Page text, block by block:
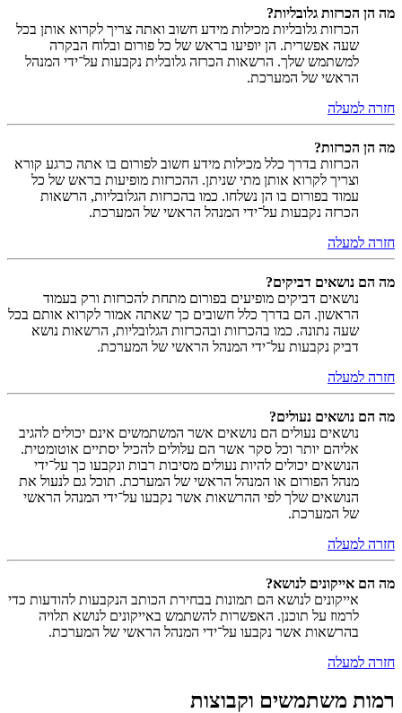
מה הן הכרזות גלובליות?
הכרזות גלובליות מכילות מידע חשוב ואתה צריך לקרוא אותן בכל
שעה אפשרית. הן יופיעו בראש של כל פורום ובלוח הבקרה
למשתמש שלך. הרשאות הכרזה גלובלית נקבעות על־ידי המנהל
הראשי של המערכת.
חזרה למעלה
מה הן הכרזות?
הכרזות בדרך כלל מכילות מידע חשוב לפורום בו אתה כרגע קורא
וצריך לקרוא אותן מתי שניתן. ההכרזות מופיעות בראש של כל
עמוד בפורום בו הן נשלחו. כמו בהכרזות הגלובליות, הרשאות
הכרזה נקבעות על־ידי המנהל הראשי של המערכת.
חזרה למעלה
מה הם נושאים דביקים?
נושאים דביקים מופיעים בפורום מתחת להכרזות ורק בעמוד
הראשון. הם בדרך כלל חשובים כך שאתה אמור לקרוא אותם בכל
שעה נתונה. כמו בהכרזות ובהכרזות הגלובליות, הרשאות נושא
דביק נקבעות על־ידי המנהל הראשי של המערכת.
חזרה למעלה
מה הם נושאים נעולים?
נושאים נעולים הם נושאים אשר המשתמשים אינם יכולים להגיב
אליהם יותר וכל סקר אשר הם עלולים להכיל יסתיים אוטומטית.
הנושאים יכולים להיות נעולים מסיבות רבות ונקבעו כך על־ידי
מנהל הפורום או המנהל הראשי של המערכת. תוכל גם לנעול את
הנושאים שלך לפי ההרשאות אשר נקבעו על־ידי המנהל הראשי
של המערכת.
חזרה למעלה
מה הם אייקונים לנושא?
אייקונים לנושא הם תמונות בבחירת הכותב הנקבעות להודעות כדי
לרמוז על תוכנן. האפשרות להשתמש באייקונים לנושא תלויה
בהרשאות אשר נקבעו על־ידי המנהל הראשי של המערכת.
חזרה למעלה
רמות משתמשים וקבוצות